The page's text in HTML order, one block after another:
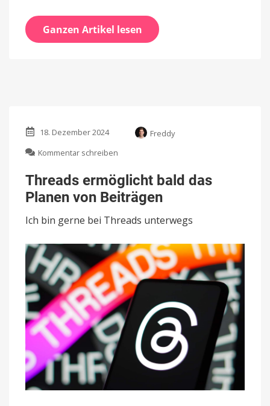
Ganzen Artikel lesen
18. Dezember 2024
Freddy
Kommentar schreiben
ermöglicht
bald
das
von
Threads ermöglicht bald das
Planen von Beiträgen
Ich bin gerne bei Threads unterwegs